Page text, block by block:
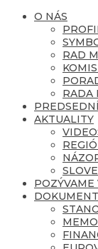
O NÁS
RAD
RADA
AKTUALITY
POZÝVAME